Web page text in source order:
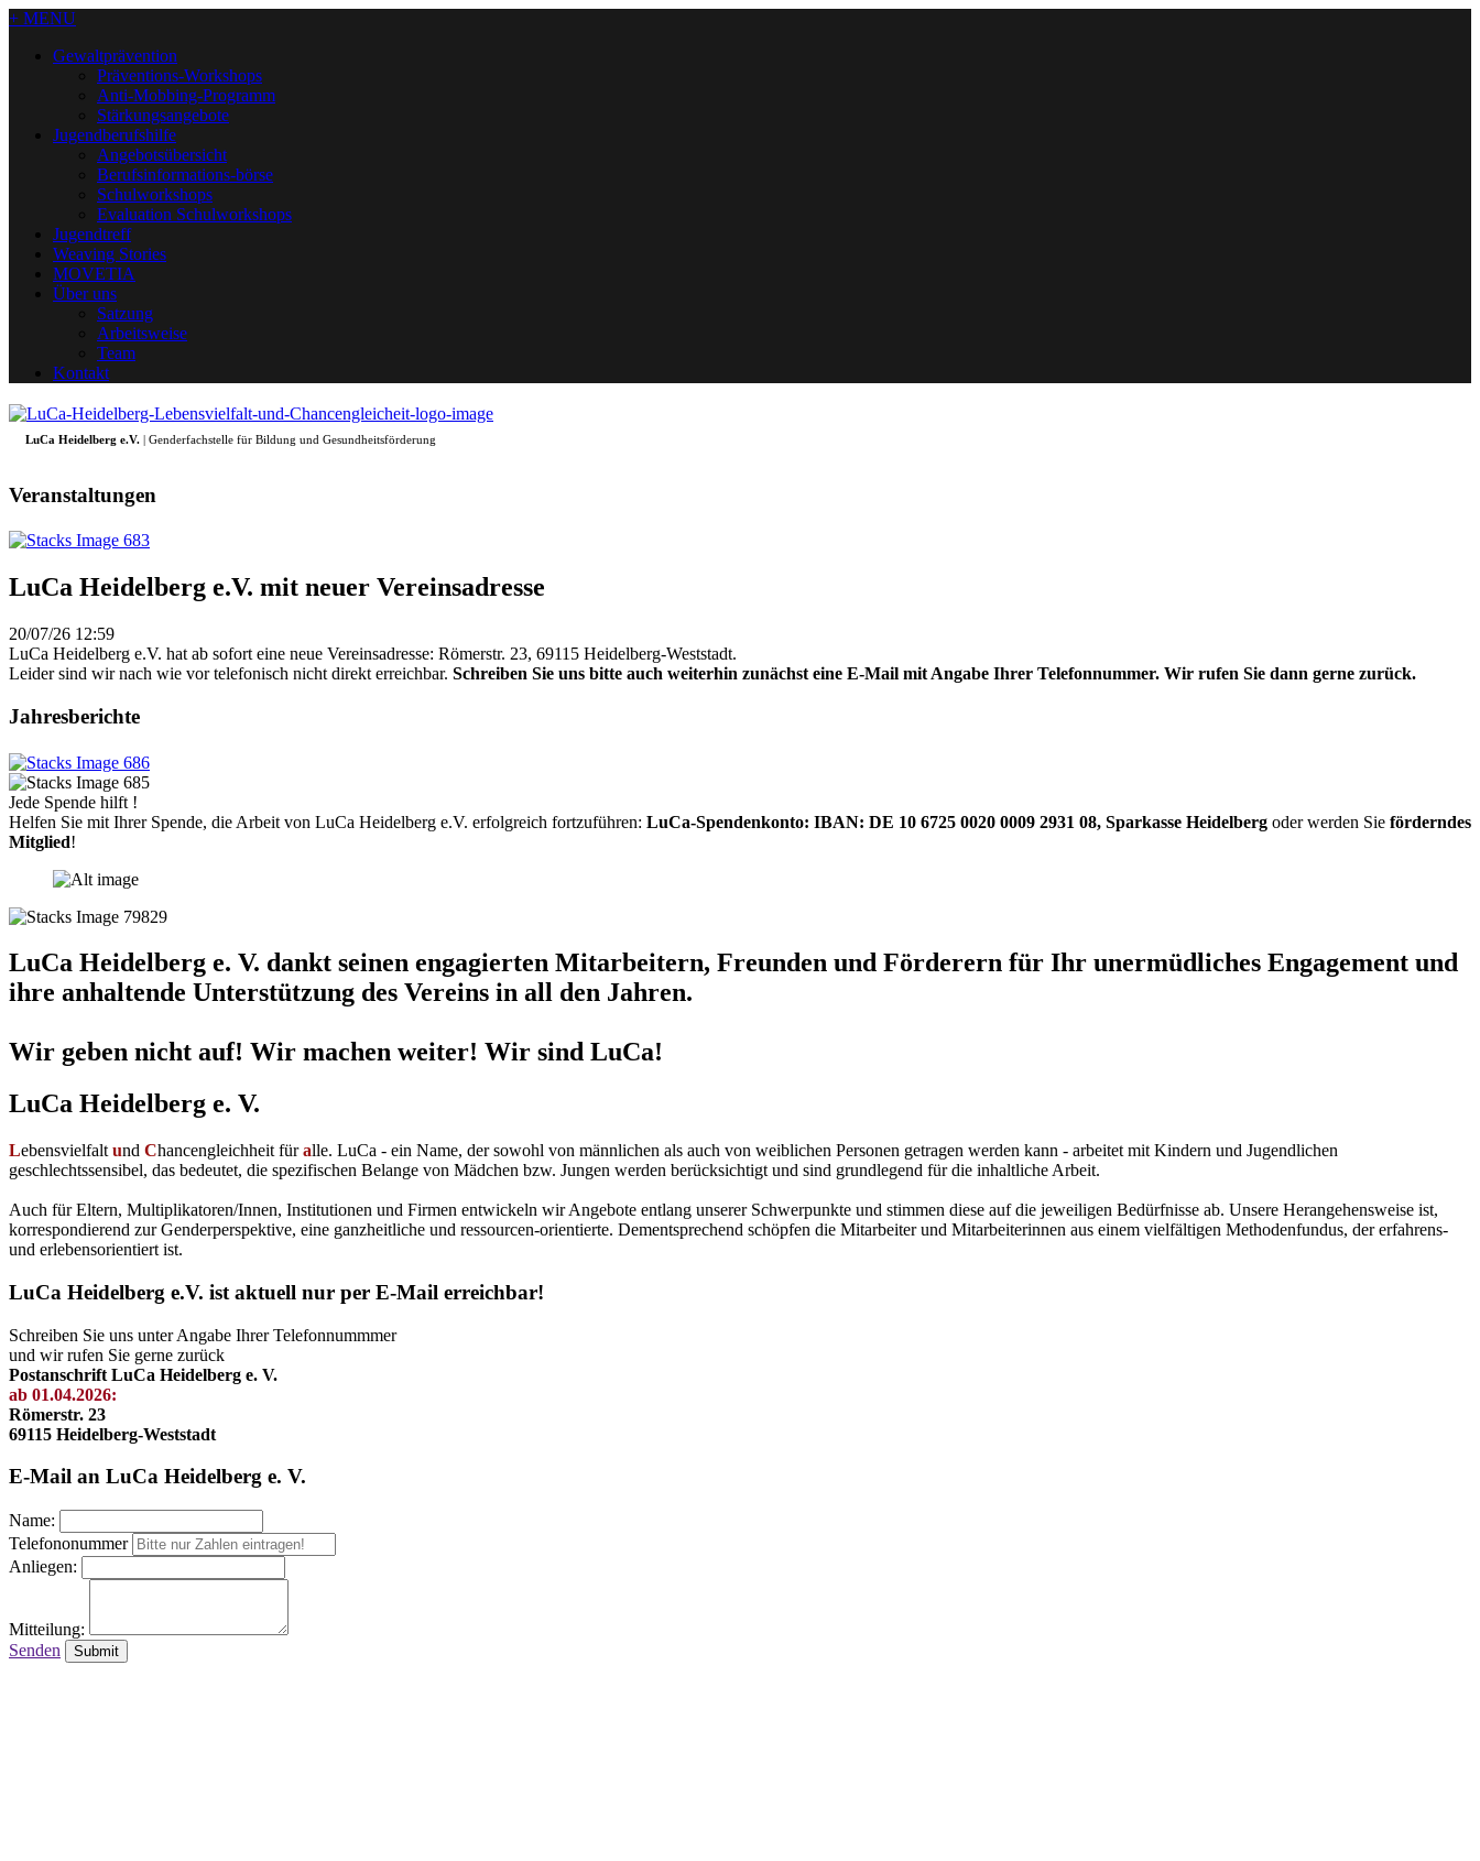
+ MENU
Gewaltprävention
Präventions-Workshops
Anti-Mobbing-Programm
Stärkungsangebote
Jugendberufshilfe
Angebotsübersicht
Berufsinformations-börse
Schulworkshops
Evaluation Schulworkshops
Jugendtreff
Weaving Stories
MOVETIA
Über uns
Satzung
Arbeitsweise
Team
Kontakt
LuCa Heidelberg e.V. | Genderfachstelle für Bildung und Gesundheitsförderung
Veranstaltungen
LuCa Heidelberg e.V. mit neuer Vereinsadresse
20/07/26 12:59
LuCa Heidelberg e.V. hat ab sofort eine neue Vereinsadresse: Römerstr. 23, 69115 Heidelberg-Weststadt.
Leider sind wir nach wie vor telefonisch nicht direkt erreichbar. Schreiben Sie uns bitte auch weiterhin zunächst eine E-Mail mit Angabe Ihrer Telefonnummer. Wir rufen Sie dann gerne zurück.
Jahresberichte
Jede Spende hilft !
Helfen Sie mit Ihrer Spende, die Arbeit von LuCa Heidelberg e.V. erfolgreich fortzuführen: LuCa-Spendenkonto: IBAN: DE 10 6725 0020 0009 2931 08, Sparkasse Heidelberg oder werden Sie förderndes
Mitglied!
LuCa Heidelberg e. V. dankt seinen engagierten Mitarbeitern, Freunden und Förderern für Ihr unermüdliches Engagement und
ihre anhaltende Unterstützung des Vereins in all den Jahren.
Wir geben nicht auf! Wir machen weiter! Wir sind LuCa!
LuCa Heidelberg e. V.
Lebensvielfalt und Chancengleichheit füralle. LuCa - ein Name, der sowohl von männlichen als auch von weiblichen Personen getragen werden kann - arbeitet mit Kindern und Jugendlichen
geschlechtssensibel, das bedeutet, die spezifischen Belange von Mädchen bzw. Jungen werden berücksichtigt und sind grundlegend für die inhaltliche Arbeit.
Auch für Eltern, Multiplikatoren/Innen, Institutionen und Firmen entwickeln wir Angebote entlang unserer Schwerpunkte und stimmen diese auf die jeweiligen Bedürfnisse ab. Unsere Herangehensweise ist,
korrespondierend zur Genderperspektive, eine ganzheitliche und ressourcen-orientierte. Dementsprechend schöpfen die Mitarbeiter und Mitarbeiterinnen aus einem vielfältigen Methodenfundus, der erfahrens-
und erlebensorientiert ist.
LuCa Heidelberg e.V. ist aktuell nur per E-Mail erreichbar!
Schreiben Sie uns unter Angabe Ihrer Telefonnummmer
und wir rufen Sie gerne zurück
Postanschrift LuCa Heidelberg e. V.
ab 01.04.2026:
Römerstr. 23
69115 Heidelberg-Weststadt
E-Mail an LuCa Heidelberg e. V.
Name:
Telefononummer
Anliegen:
Mitteilung:
Senden